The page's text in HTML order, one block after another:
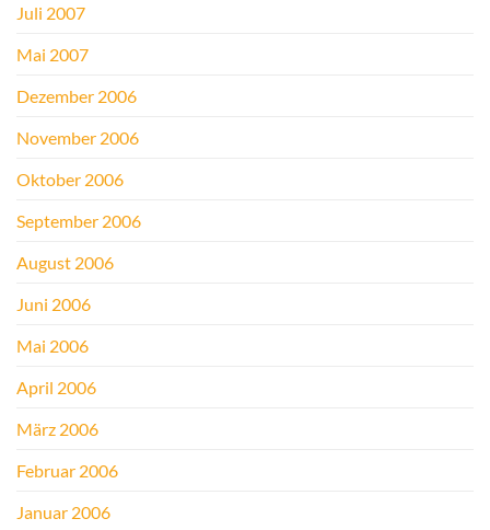
Juli 2007
Mai 2007
Dezember 2006
November 2006
Oktober 2006
September 2006
August 2006
Juni 2006
Mai 2006
April 2006
März 2006
Februar 2006
Januar 2006